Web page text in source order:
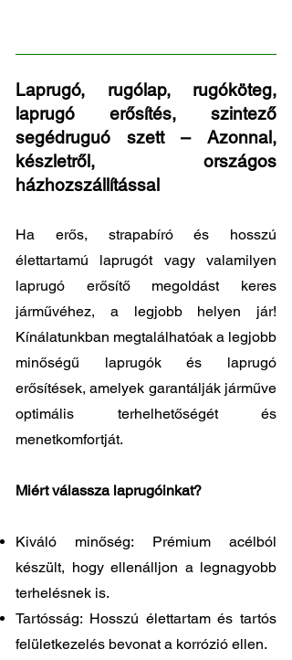
Laprugó, rugólap, rugóköteg,
laprugó erősítés, szintező
segédruguó szett – Azonnal,
készletről, országos
házhozszállítással
Ha erős, strapabíró és hosszú
élettartamú laprugót vagy valamilyen
laprugó erősítő megoldást keres
járművéhez, a legjobb helyen jár!
Kínálatunkban megtalálhatóak a legjobb
minőségű laprugók és laprugó
erősítések, amelyek garantálják járműve
optimális terhelhetőségét és
menetkomfortját.
Miért válassza laprugóinkat?
Kiváló minőség: Prémium acélból
készült, hogy ellenálljon a legnagyobb
terhelésnek is.
Tartósság: Hosszú élettartam és tartós
felületkezelés bevonat a korrózió ellen.